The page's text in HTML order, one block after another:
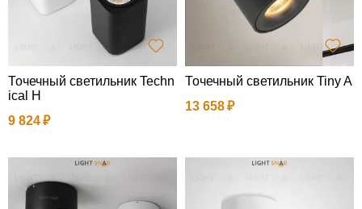
Точечный светильник Techn
ical H
9 824
Точечный светильник Tiny A
13 658